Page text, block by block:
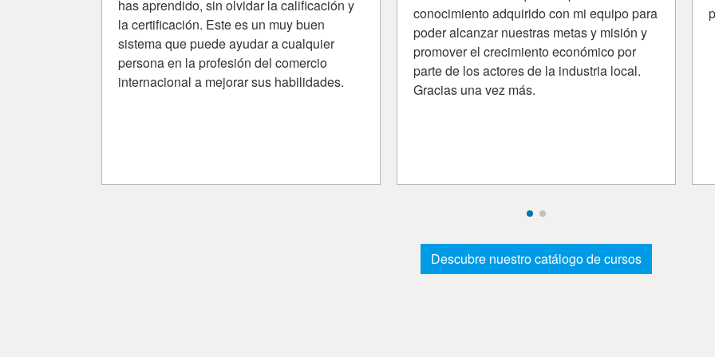
has aprendido, sin olvidar la calificación y
la certificación. Este es un muy buen
sistema que puede ayudar a cualquier
persona en la profesión del comercio
internacional a mejorar sus habilidades.
conocimiento adquirido con mi equipo para
poder alcanzar nuestras metas y misión y
promover el crecimiento económico por
parte de los actores de la industria local.
Gracias una vez más.
Descubre nuestro catálogo de cursos